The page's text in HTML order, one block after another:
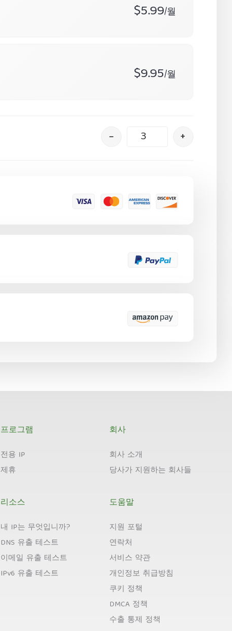
$5.99/월
$9.95/월
– +
프로그램
전용 IP
제휴
리소스
내 IP는 무엇입니까?
DNS 유출 테스트
이메일 유출 테스트
IPv6 유출 테스트
회사
회사 소개
당사가 지원하는 회사들
도움말
지원 포털
연락처
서비스 약관
개인정보 취급방침
쿠키 정책
DMCA 정책
수출 통제 정책